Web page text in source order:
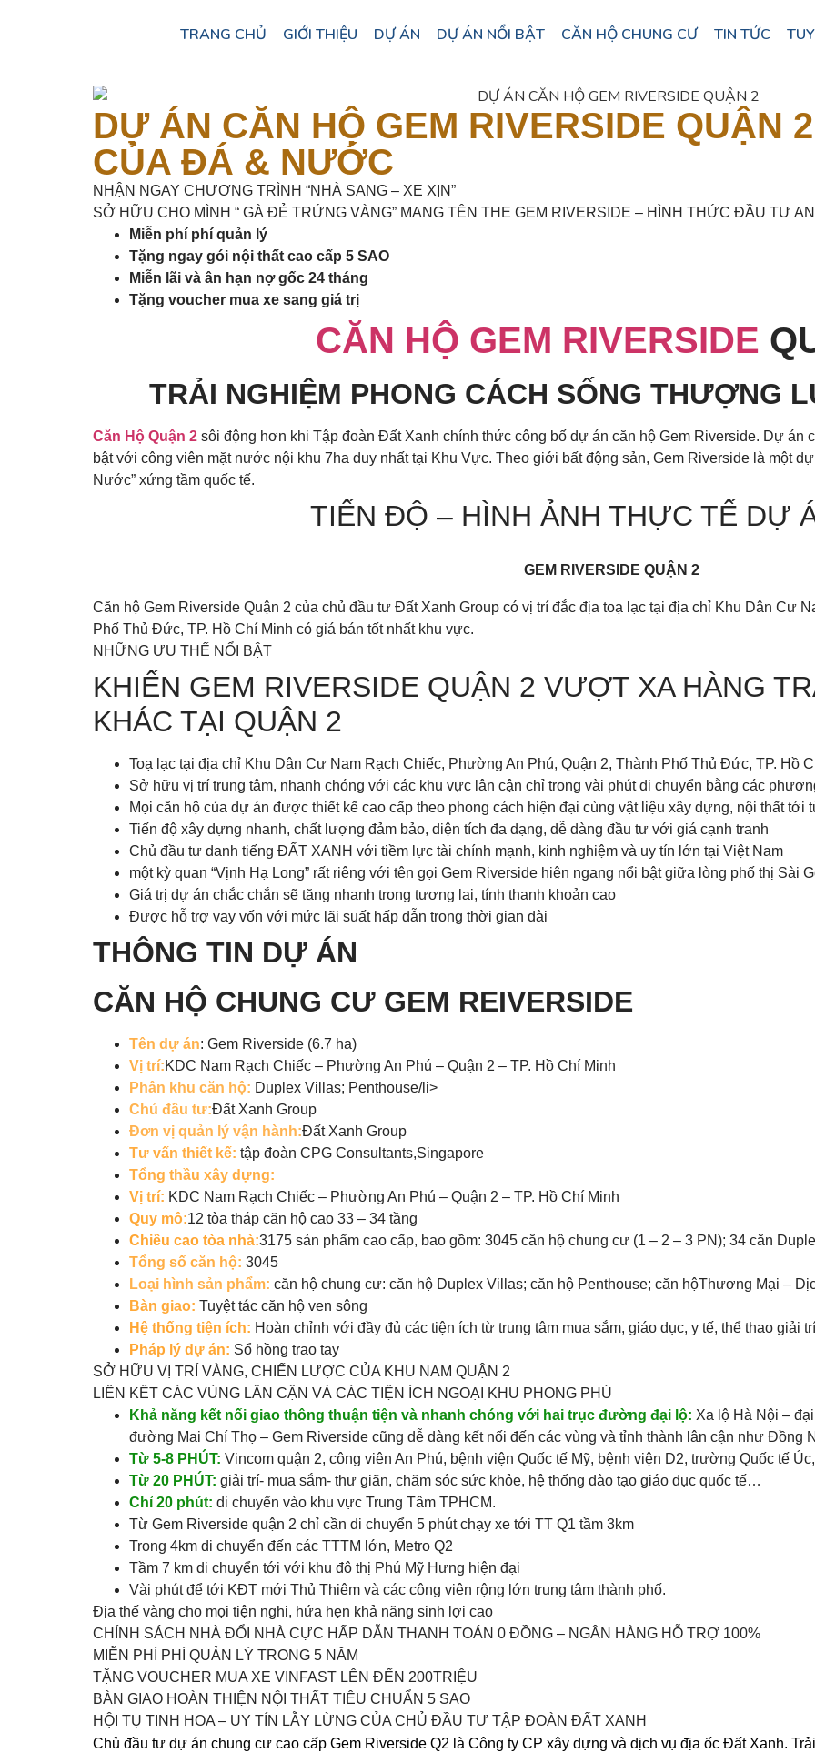
TRANG CHỦ GIỚI THIỆU DỰ ÁN DỰ ÁN NỔI BẬT CĂN HỘ CHUNG CƯ TIN TỨC
DỰ ÁN CĂN HỘ GEM RIVERSIDE QUẬN
CỦA ĐÁ & NƯỚC
NHẬN NGAY CHƯƠNG TRÌNH “NHÀ SANG – XE XỊN”
SỞ HỮU CHO MÌNH “ GÀ ĐẺ TRỨNG VÀNG” MANG TÊN THE GEM RIVERSIDE – HÌNH THỨC ĐẦU TƯ
Miễn phí phí quản lý
Tặng ngay gói nội thất cao cấp 5 SAO
Miễn lãi và ân hạn nợ gốc 24 tháng
Tặng voucher mua xe sang giá trị
CĂN HỘ GEM RIVERSIDE
TRẢI NGHIỆM PHONG CÁCH SỐNG THƯỢNG
Căn Hộ Quận 2 sôi động hơn khi Tập đoàn Đất Xanh chính thức công bố dự án căn hộ Gem Riverside. Dự án
bật với công viên mặt nước nội khu 7ha duy nhất tại Khu Vực. Theo giới bất động sản, Gem Riverside là một
Nước” xứng tầm quốc tế.
TIẾN ĐỘ – HÌNH ẢNH THỰC TẾ DỰ
GEM RIVERSIDE QUẬN 2
Căn hộ Gem Riverside Quận 2 của chủ đầu tư Đất Xanh Group có vị trí đắc địa toạ lạc tại địa chỉ Khu Dân Cư
Phố Thủ Đức, TP. Hồ Chí Minh có giá bán tốt nhất khu vực.
NHỮNG ƯU THẾ NỔI BẬT
KHIẾN GEM RIVERSIDE QUẬN 2 VƯỢT XA HÀNG
KHÁC TẠI QUẬN 2
Toạ lạc tại địa chỉ Khu Dân Cư Nam Rạch Chiếc, Phường An Phú, Quận 2, Thành Phố Thủ Đức, TP. Hồ
Sở hữu vị trí trung tâm, nhanh chóng với các khu vực lân cận chỉ trong vài phút di chuyển bằng các
Mọi căn hộ của dự án được thiết kế cao cấp theo phong cách hiện đại cùng vật liệu xây dựng, nội thất
Tiến độ xây dựng nhanh, chất lượng đảm bảo, diện tích đa dạng, dễ dàng đầu tư với giá cạnh tranh
Chủ đầu tư danh tiếng ĐẤT XANH với tiềm lực tài chính mạnh, kinh nghiệm và uy tín lớn tại Việt Nam
một kỳ quan “Vịnh Hạ Long” rất riêng với tên gọi Gem Riverside hiên ngang nổi bật giữa lòng phố thị Sài
Giá trị dự án chắc chắn sẽ tăng nhanh trong tương lai, tính thanh khoản cao
Được hỗ trợ vay vốn với mức lãi suất hấp dẫn trong thời gian dài
THÔNG TIN DỰ ÁN
CĂN HỘ CHUNG CƯ GEM REIVERSIDE
Tên dự án: Gem Riverside (6.7 ha)
Vị trí:KDC Nam Rạch Chiếc – Phường An Phú – Quận 2 – TP. Hồ Chí Minh
Phân khu căn hộ: Duplex Villas; Penthouse/li>
Chủ đầu tư:Đất Xanh Group
Đơn vị quản lý vận hành:Đất Xanh Group
Tư vấn thiết kế: tập đoàn CPG Consultants,Singapore
Tổng thầu xây dựng:
Vị trí: KDC Nam Rạch Chiếc – Phường An Phú – Quận 2 – TP. Hồ Chí Minh
Quy mô:12 tòa tháp căn hộ cao 33 – 34 tầng
Chiều cao tòa nhà:3175 sản phẩm cao cấp, bao gồm: 3045 căn hộ chung cư (1 – 2 – 3 PN); 34 căn
Tổng số căn hộ: 3045
Loại hình sản phẩm: căn hộ chung cư: căn hộ Duplex Villas; căn hộ Penthouse; căn hộThương Mại –
Bàn giao: Tuyệt tác căn hộ ven sông
Hệ thống tiện ích: Hoàn chỉnh với đầy đủ các tiện ích từ trung tâm mua sắm, giáo dục, y tế, thể thao giải
Pháp lý dự án: Sổ hồng trao tay
SỞ HỮU VỊ TRÍ VÀNG, CHIẾN LƯỢC CỦA KHU NAM QUẬN 2
LIÊN KẾT CÁC VÙNG LÂN CẬN VÀ CÁC TIỆN ÍCH NGOẠI KHU PHONG PHÚ
Khả năng kết nối giao thông thuận tiện và nhanh chóng với hai trục đường đại lộ: Xa lộ Hà Nội –
đường Mai Chí Thọ – Gem Riverside cũng dễ dàng kết nối đến các vùng và tỉnh thành lân cận như
Từ 5-8 PHÚT: Vincom quận 2, công viên An Phú, bệnh viện Quốc tế Mỹ, bệnh viện D2, trường Quốc tế
Từ 20 PHÚT: giải trí- mua sắm- thư giãn, chăm sóc sức khỏe, hệ thống đào tạo giáo dục quốc tế…
Chỉ 20 phút: di chuyển vào khu vực Trung Tâm TPHCM.
Từ Gem Riverside quận 2 chỉ cần di chuyển 5 phút chạy xe tới TT Q1 tầm 3km
Trong 4km di chuyển đến các TTTM lớn, Metro Q2
Tầm 7 km di chuyển tới với khu đô thị Phú Mỹ Hưng hiện đại
Vài phút để tới KĐT mới Thủ Thiêm và các công viên rộng lớn trung tâm thành phố.
Địa thế vàng cho mọi tiện nghi, hứa hẹn khả năng sinh lợi cao
CHÍNH SÁCH NHÀ ĐỔI NHÀ CỰC HẤP DẪN THANH TOÁN 0 ĐỒNG – NGÂN HÀNG HỖ TRỢ 100%
MIỄN PHÍ PHÍ QUẢN LÝ TRONG 5 NĂM
TẶNG VOUCHER MUA XE VINFAST LÊN ĐẾN 200TRIỆU
BÀN GIAO HOÀN THIỆN NỘI THẤT TIÊU CHUẨN 5 SAO
HỘI TỤ TINH HOA – UY TÍN LẪY LỪNG CỦA CHỦ ĐẦU TƯ TẬP ĐOÀN ĐẤT XANH
Chủ đầu tư dự án chung cư cao cấp Gem Riverside Q2 là Công ty CP xây dựng và dịch vụ địa ốc Đất Xanh.